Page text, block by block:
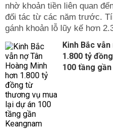
nhờ khoản tiền liên quan
đối tác từ các năm trước.
gánh khoản lỗ lũy kế hơn
Kinh Bắc
1.800 tỷ
100 tầng